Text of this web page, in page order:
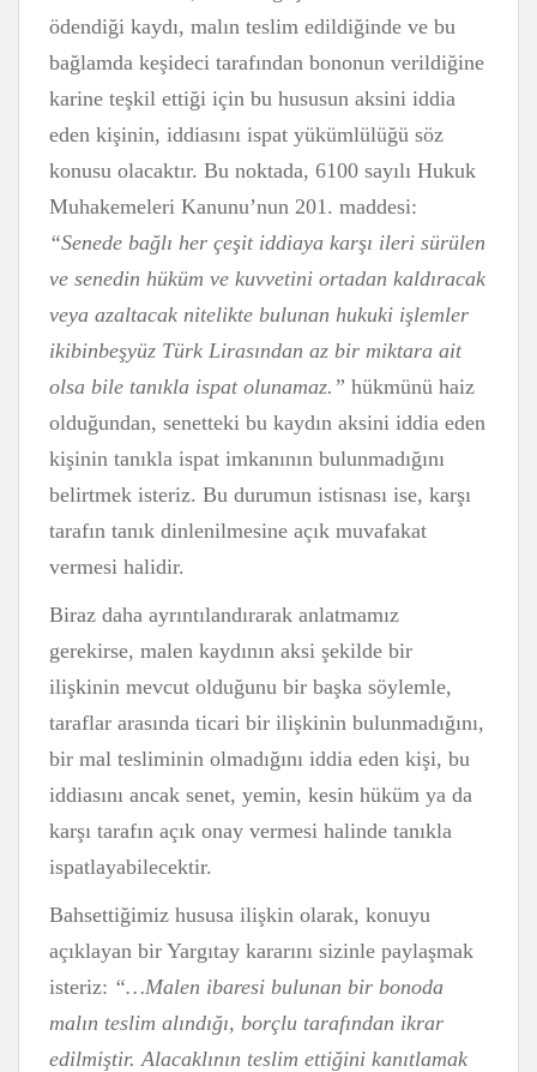
ödendiği kaydı, malın teslim edildiğinde ve bu
bağlamda keşideci tarafından bononun verildiğine
karine teşkil ettiği için bu hususun aksini iddia
eden kişinin, iddiasını ispat yükümlülüğü söz
konusu olacaktır. Bu noktada, 6100 sayılı Hukuk
Muhakemeleri Kanunu’nun 201. maddesi:
“Senede bağlı her çeşit iddiaya karşı ileri sürülen
ve senedin hüküm ve kuvvetini ortadan kaldıracak
veya azaltacak nitelikte bulunan hukuki işlemler
ikibinbeşyüz Türk Lirasından az bir miktara ait
olsa bile tanıkla ispat olunamaz.” hükmünü haiz
olduğundan, senetteki bu kaydın aksini iddia eden
kişinin tanıkla ispat imkanının bulunmadığını
belirtmek isteriz. Bu durumun istisnası ise, karşı
tarafın tanık dinlenilmesine açık muvafakat
vermesi halidir.
Biraz daha ayrıntılandırarak anlatmamız
gerekirse, malen kaydının aksi şekilde bir
ilişkinin mevcut olduğunu bir başka söylemle,
taraflar arasında ticari bir ilişkinin bulunmadığını,
bir mal tesliminin olmadığını iddia eden kişi, bu
iddiasını ancak senet, yemin, kesin hüküm ya da
karşı tarafın açık onay vermesi halinde tanıkla
ispatlayabilecektir.
Bahsettiğimiz hususa ilişkin olarak, konuyu
açıklayan bir Yargıtay kararını sizinle paylaşmak
isteriz: “…Malen ibaresi bulunan bir bonoda
malın teslim alındığı, borçlu tarafından ikrar
edilmiştir. Alacaklının teslim ettiğini kanıtlamak